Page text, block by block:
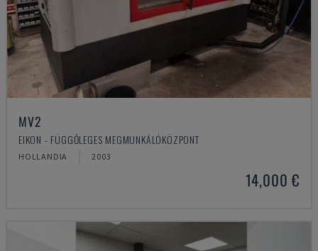
MV2
EIKON - FÜGGŐLEGES MEGMUNKÁLÓKÖZPONT
HOLLANDIA 2003
14,000 €